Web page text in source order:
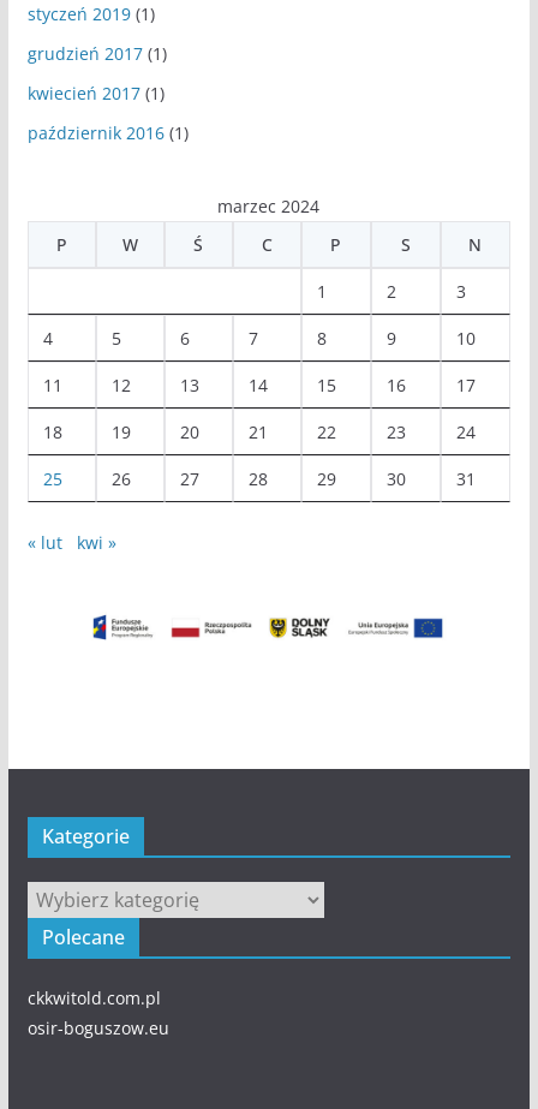
styczeń 2019(1)
grudzień 2017(1)
kwiecień 2017(1)
październik 2016(1)
marzec 2024
P
W Ś C P S N
1 2 3
4 5 6 7 8 9 10
11 12 13 14 15 16 17
18 19 20 21 22 23 24
25 26 27 28 29 30 31
« lut kwi »
Kategorie
Kategorie
Polecane
ckkwitold.com.pl
osir-boguszow.eu